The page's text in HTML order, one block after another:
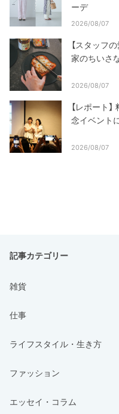
ーデ
2026/08/07
【スタッフ
家のちいさ
2026/08/07
【レポート
念イベント
2026/08/07
記事カテゴリー
雑貨
仕事
ライフスタイル・生き方
ファッション
エッセイ・コラム